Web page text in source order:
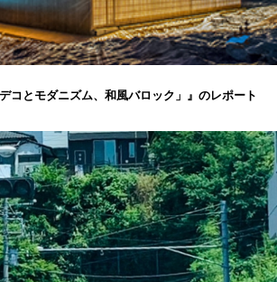
コとモダニズム、和風バロック」』のレポート